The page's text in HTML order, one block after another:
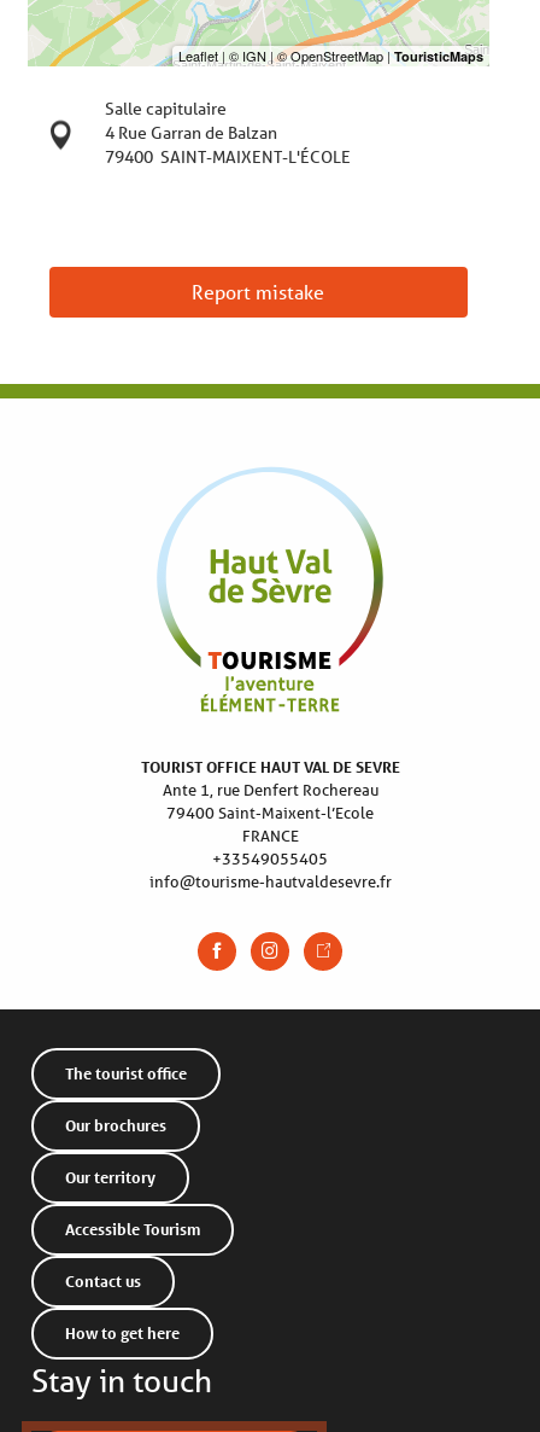
Salle capitulaire
4 Rue Garran de Balzan
79400 SAINT-MAIXENT-L'ÉCOLE
Report mistake
TOURIST OFFICE HAUT VAL DE SEVRE
Ante 1, rue Denfert Rochereau
79400 Saint-Maixent-l’Ecole
FRANCE
+33549055405
info@tourisme-hautvaldesevre.fr
The tourist office
Our brochures
Our territory
Accessible Tourism
Contact us
How to get here
Stay in touch